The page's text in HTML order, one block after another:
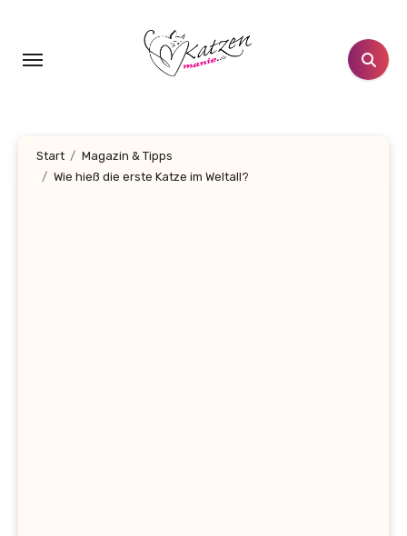
springen
Start
Magazin & Tipps
Wie hieß die erste Katze im Weltall?